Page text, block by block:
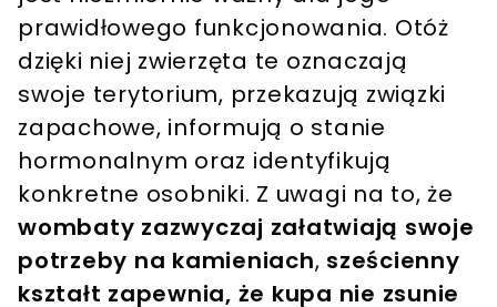
prawidłowego funkcjonowania. Otóż
dzięki niej zwierzęta te oznaczają
swoje terytorium, przekazują związki
zapachowe, informują o stanie
hormonalnym oraz identyfikują
konkretne osobniki. Z uwagi na to, że
wombaty zazwyczaj załatwiają swoje
potrzeby na kamieniach, sześcienny
kształt zapewnia, że kupa nie zsunie